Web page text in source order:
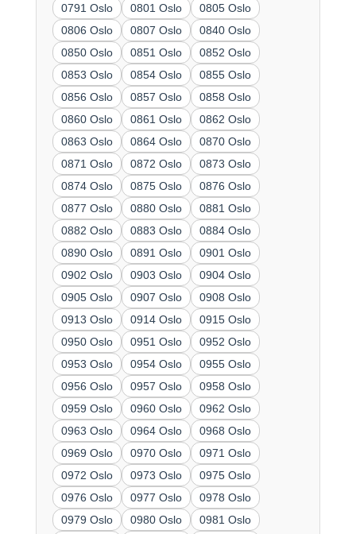
0791 Oslo
0801 Oslo
0805 Oslo
0806 Oslo
0807 Oslo
0840 Oslo
0850 Oslo
0851 Oslo
0852 Oslo
0853 Oslo
0854 Oslo
0855 Oslo
0856 Oslo
0857 Oslo
0858 Oslo
0860 Oslo
0861 Oslo
0862 Oslo
0863 Oslo
0864 Oslo
0870 Oslo
0871 Oslo
0872 Oslo
0873 Oslo
0874 Oslo
0875 Oslo
0876 Oslo
0877 Oslo
0880 Oslo
0881 Oslo
0882 Oslo
0883 Oslo
0884 Oslo
0890 Oslo
0891 Oslo
0901 Oslo
0902 Oslo
0903 Oslo
0904 Oslo
0905 Oslo
0907 Oslo
0908 Oslo
0913 Oslo
0914 Oslo
0915 Oslo
0950 Oslo
0951 Oslo
0952 Oslo
0953 Oslo
0954 Oslo
0955 Oslo
0956 Oslo
0957 Oslo
0958 Oslo
0959 Oslo
0960 Oslo
0962 Oslo
0963 Oslo
0964 Oslo
0968 Oslo
0969 Oslo
0970 Oslo
0971 Oslo
0972 Oslo
0973 Oslo
0975 Oslo
0976 Oslo
0977 Oslo
0978 Oslo
0979 Oslo
0980 Oslo
0981 Oslo